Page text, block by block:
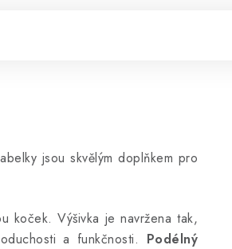
jsou skvělým doplňkem pro
koček. Výšivka je navržena tak,
a funkčnosti. Podélný